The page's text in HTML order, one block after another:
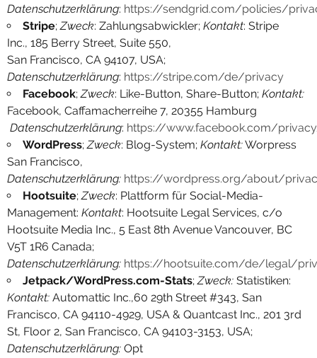
Datenschutzerklärung: https://sendgrid.com/policies/
Stripe;Zweck: Zahlungsabwickler; Kontakt: Stripe
Inc., 185 Berry Street, Suite 550,
San Francisco, CA 94107, USA;
Datenschutzerklärung: https://stripe.com/de/privacy
Facebook;Zweck: Like-Button, Share-Button; Kontakt:
Facebook, Caffamacherreihe 7, 20355 Hamburg
Datenschutzerklärung: https://www.facebook.com/
WordPress;Zweck: Blog-System; Kontakt:Worpress
San Francisco,
Datenschutzerklärung: https://wordpress.org/about/
Hootsuite;Zweck: Plattform für Social-Media-
Management: Kontakt: Hootsuite Legal Services, c/o
Hootsuite Media Inc., 5 East 8th Avenue Vancouver, BC
V5T 1R6 Canada;
Datenschutzerklärung: https://hootsuite.com/de/legal/
Jetpack/WordPress.com-Stats;Zweck: Statistiken:
Kontakt: Automattic Inc.,60 29th Street #343, San
Francisco, CA 94110-4929, USA & Quantcast Inc., 201 3rd
St, Floor 2, San Francisco, CA 94103-3153, USA;
Datenschutzerklärung: Opt